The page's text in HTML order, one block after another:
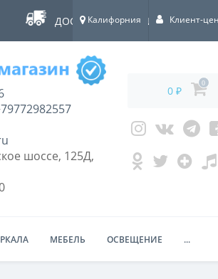
ДОСТАВКА ПО ВСЕЙ РОССИИ!
Калифорния Клиент-
шоссе, 125Д,
0 ₽
0
МЕБЕЛЬ ОСВЕЩЕНИЕ ...